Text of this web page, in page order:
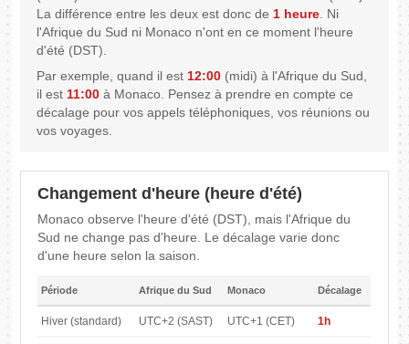
La différence entre les deux est donc de1 heure. Ni
l'Afrique du Sud ni Monaco n'ont en ce moment l'heure
d'été (DST).
Par exemple, quand il est12:00 (midi) à l'Afrique du Sud,
il est11:00 à Monaco. Pensez à prendre en compte ce
décalage pour vos appels téléphoniques, vos réunions ou
vos voyages.
Changement d'heure (heure d'été)
Monaco observe l'heure d'été (DST), mais l'Afrique du
Sud ne change pas d'heure. Le décalage varie donc
d'une heure selon la saison.
Période Afrique du Sud Monaco Décalage
Hiver (standard) UTC+2 (SAST) UTC+1 (CET) 1h